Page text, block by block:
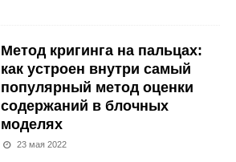
Метод кригинга на пальцах:
как устроен внутри самый
популярный метод оценки
содержаний в блочных
моделях
23 мая 2022